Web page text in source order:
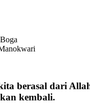
berasal dari
kembali.